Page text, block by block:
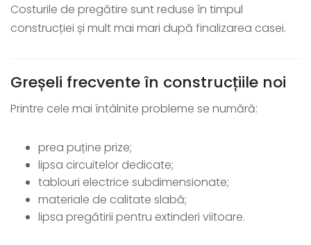
Costurile de pregătire sunt reduse în timpul
construcției și mult mai mari după finalizarea casei.
Greșeli frecvente în construcțiile noi
Printre cele mai întâlnite probleme se numără:
prea puține prize;
lipsa circuitelor dedicate;
tablouri electrice subdimensionate;
materiale de calitate slabă;
lipsa pregătirii pentru extinderi viitoare.